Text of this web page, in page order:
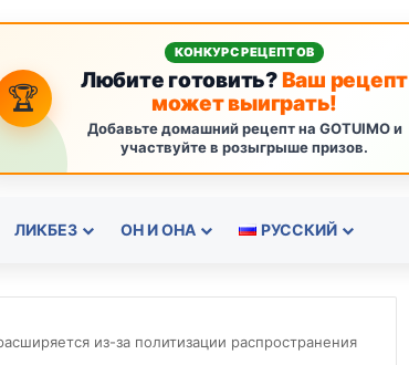
🏆
КОНКУРС РЕЦЕПТОВ
Любите готовить?Ваш рецепт
может выиграть!
Добавьте домашний рецепт на GOTUIMO и
участвуйте в розыгрыше призов.
ЛИКБЕЗ ОН И ОНА РУССКИЙ
из-за политизации распространения